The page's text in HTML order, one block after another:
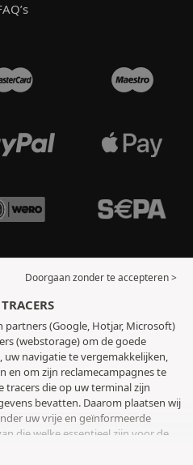
Doorgaan zonder te accepteren >
partners (Google, Hotjar, Microsoft)
(webstorage) om de goede
uw navigatie te vergemakkelijken,
en om zijn reclamecampagnes te
tracers die op uw terminal zijn
bevatten. Daarom plaatsen wij
uw vrije en geïnformeerde
die welke essentieel zijn voor de